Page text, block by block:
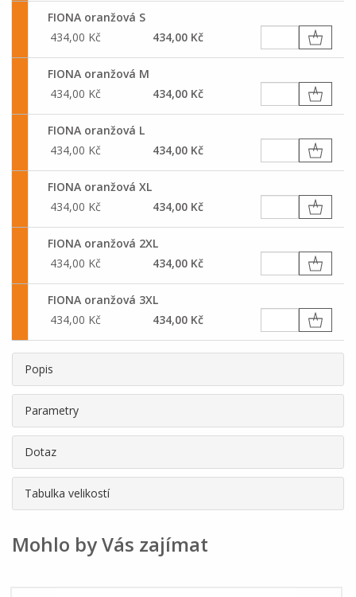
FIONA oranžová S
434,00 Kč
434,00 Kč
FIONA oranžová M
434,00 Kč
434,00 Kč
FIONA oranžová L
434,00 Kč
434,00 Kč
FIONA oranžová XL
434,00 Kč
434,00 Kč
FIONA oranžová 2XL
434,00 Kč
434,00 Kč
FIONA oranžová 3XL
434,00 Kč
434,00 Kč
Popis
Parametry
Dotaz
Tabulka velikostí
Mohlo by Vás zajímat